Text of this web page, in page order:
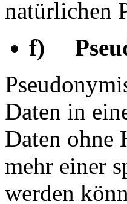
natürlichen
f)
Daten in
Daten ohne
mehr einer
werden